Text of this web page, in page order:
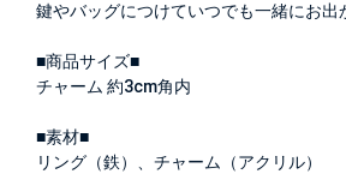
鍵やバッグにつけていつでも一緒にお出
■商品サイズ■
チャーム 約3cm角内
■素材■
リング（鉄）、チャーム（アクリル）